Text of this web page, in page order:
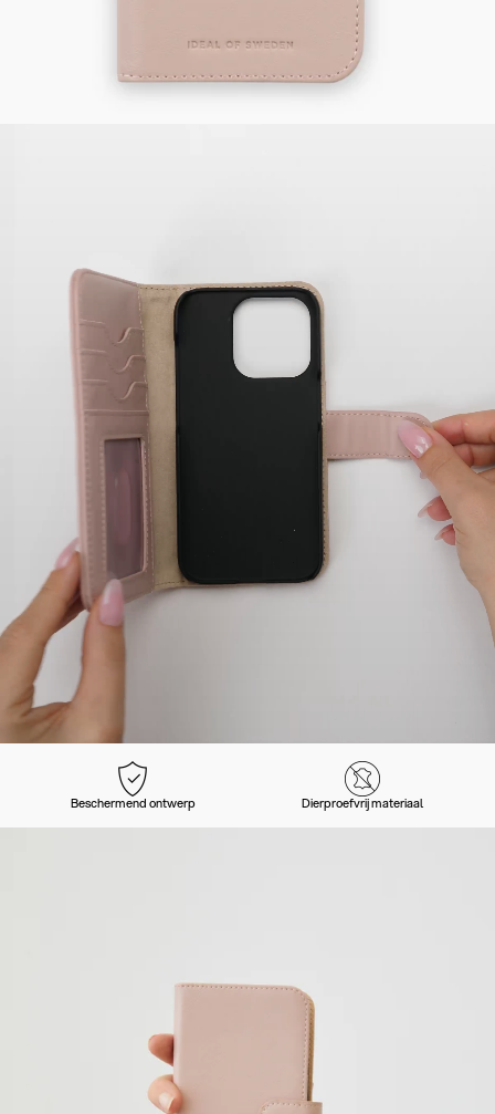
Beschermend ontwerp Dierproefvrij materiaal